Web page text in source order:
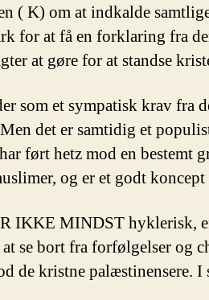
( K) om at indkalde
for at få en forklaring fra
at gøre for at standse
som et sympatisk krav fra
det er samtidig et
ført hetz mod en bestemt
og er et godt
IKKE MINDST hyklerisk,
se bort fra forfølgelser og
de kristne palæstinensere.